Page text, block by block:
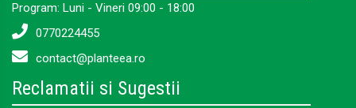
Program: Luni - Vineri 09:00 - 18:00
0770224455
contact@planteea.ro
Reclamatii si Sugestii